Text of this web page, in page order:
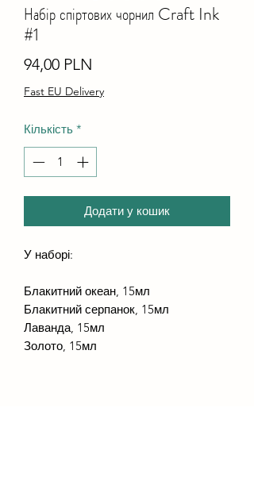
Набір спіртових чорнил Craft Ink
#1
94,00 PLN
Fast EU Delivery
Кількість *
Додати у кошик
У наборі:
Блакитний океан, 15мл
Блакитний серпанок, 15мл
Лаванда, 15мл
Золото, 15мл